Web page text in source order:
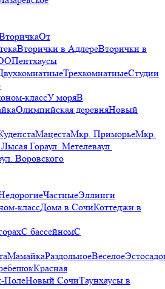
От
Вторички в АдлереВторички в
Пентхаусы
ТрехкомнатныеСтудии
классУ моряВ
Олимпийская деревняНовый
МацестаМкр. ПриморьеМкр.
Гораул. Метелеваул.
ул. Воровского
ЧастныеЭллинги
классДома в СочиКоттеджи в
С бассейномС
МамайкаРаздольноеВеселое
Красная
ПолеНовый СочиТаунхаусы в